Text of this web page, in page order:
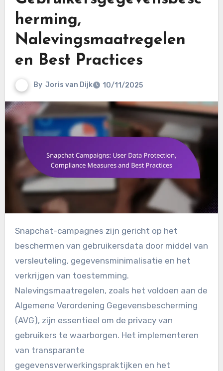
herming,
Nalevingsmaatregelen
en Best Practices
By Joris van Dijk 10/11/2025
Snapchat-campagnes zijn gericht op het
beschermen van gebruikersdata door middel van
versleuteling, gegevensminimalisatie en het
verkrijgen van toestemming.
Nalevingsmaatregelen, zoals het voldoen aan de
Algemene Verordening Gegevensbescherming
(AVG), zijn essentieel om de privacy van
gebruikers te waarborgen. Het implementeren
van transparante
gegevensverwerkingspraktijken en het